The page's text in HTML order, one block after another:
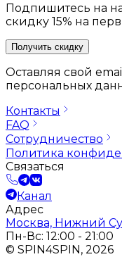
Подпишитесь на
скидку 15% на
Получить скидку
Оставляя свой
персональных
Контакты
FAQ
Сотрудничество
Политика
Связаться
Канал
Адрес
Москва, Нижний
Пн-Вс: 12:00 - 21:00
© SPIN4SPIN, 2026